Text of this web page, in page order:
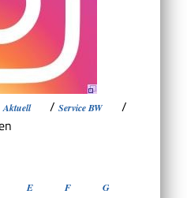
Aktuell / Service BW
/
E F
G